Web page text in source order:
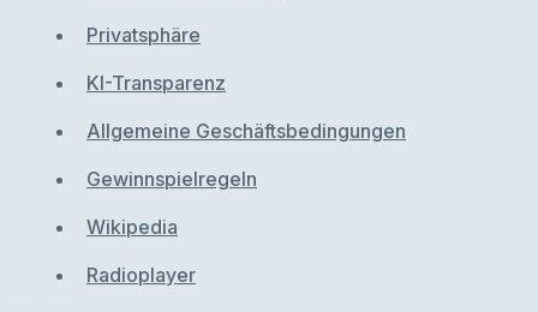
Privatsphäre
KI-Transparenz
Allgemeine Geschäftsbedingungen
Gewinnspielregeln
Wikipedia
Radioplayer